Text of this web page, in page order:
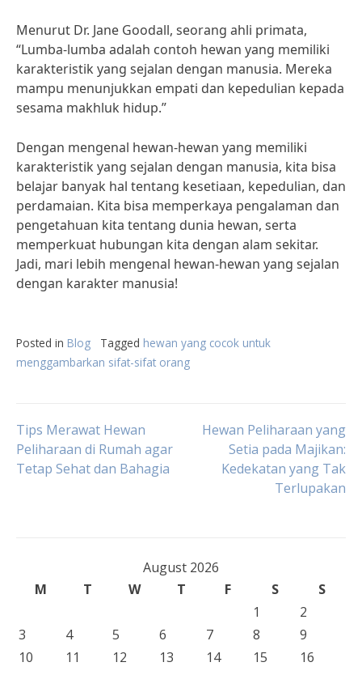
Menurut Dr. Jane Goodall, seorang ahli primata,
“Lumba-lumba adalah contoh hewan yang memiliki
karakteristik yang sejalan dengan manusia. Mereka
mampu menunjukkan empati dan kepedulian kepada
sesama makhluk hidup.”
Dengan mengenal hewan-hewan yang memiliki
karakteristik yang sejalan dengan manusia, kita bisa
belajar banyak hal tentang kesetiaan, kepedulian, dan
perdamaian. Kita bisa memperkaya pengalaman dan
pengetahuan kita tentang dunia hewan, serta
memperkuat hubungan kita dengan alam sekitar.
Jadi, mari lebih mengenal hewan-hewan yang sejalan
dengan karakter manusia!
Posted in Blog Tagged hewan yang cocok untuk
menggambarkan sifat-sifat orang
Post
navigation
Tips Merawat Hewan
Peliharaan di Rumah agar
Tetap Sehat dan Bahagia
Hewan Peliharaan yang
Setia pada Majikan:
Kedekatan yang Tak
Terlupakan
August 2026
M
T W T F S
S
1
2
3
4 5 6 7 8
9
10
11 12 13 14 15
16